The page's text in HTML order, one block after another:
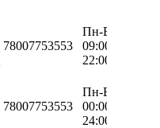
78007753553
Пн-Вс
09:00-
22:00
78007753553
Пн-Вс
00:00-
24:00